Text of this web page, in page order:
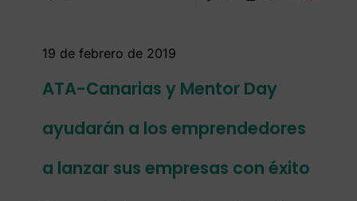
19 de febrero de 2019
ATA-Canarias y Mentor Day
ayudarán a los emprendedores
a lanzar sus empresas con éxito